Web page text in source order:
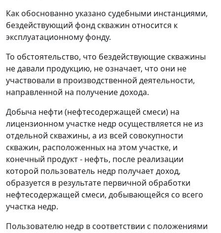
Как обоснованно указано судебными инстанциями,
бездействующий фонд скважин относится к
эксплуатационному фонду.
То обстоятельство, что бездействующие скважины
не давали продукцию, не означает, что они не
участвовали в производственной деятельности,
направленной на получение дохода.
Добыча нефти (нефтесодержащей смеси) на
лицензионном участке недр осуществляется не из
отдельной скважины, а из всей совокупности
скважин, расположенных на этом участке, и
конечный продукт - нефть, после реализации
которой пользователь недр получает доход,
образуется в результате первичной обработки
нефтесодержащей смеси, добывающейся со всего
участка недр.
Пользователю недр в соответствии с положениями